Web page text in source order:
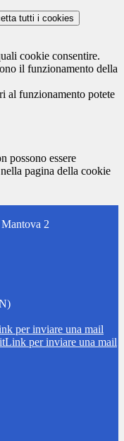
tutti i cookies
cookie consentire.
il funzionamento della
al funzionamento potete
possono essere
pagina della cookie
2
per inviare una mail
Link per inviare una mail